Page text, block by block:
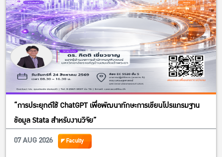
“การประยุกต์ใช้ ChatGPT เพื่อพัฒนาทักษะการเขียนโปรแกรมฐาน
ข้อมูล Stata สำหรับงานวิจัย”
07 AUG 2026
Faculty